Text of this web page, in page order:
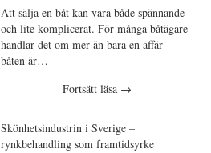
Att sälja en båt kan vara både spännande
och lite komplicerat. För många båtägare
handlar det om mer än bara en affär –
båten är…
Fortsätt läsa →
Skönhetsindustrin i Sverige –
rynkbehandling som framtidsyrke